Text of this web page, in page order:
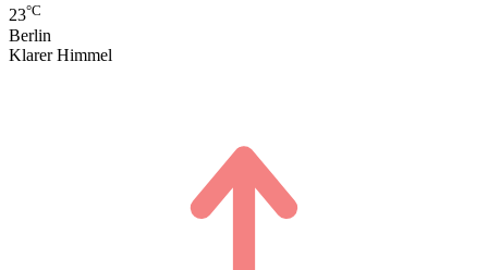
23°C
Berlin
Klarer Himmel